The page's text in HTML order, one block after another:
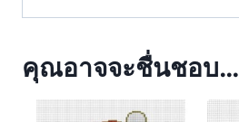
คุณอาจจะชื่นชอบ…